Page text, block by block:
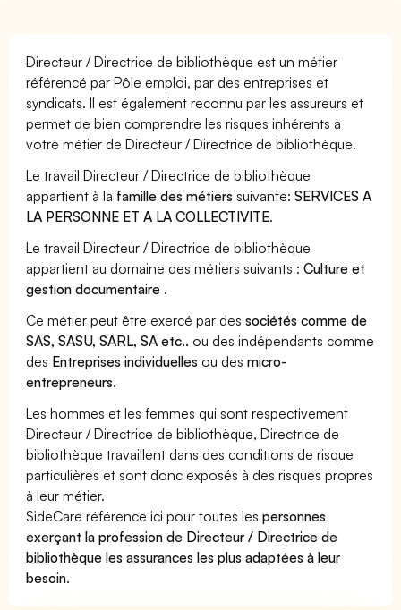
Directeur / Directrice de bibliothèque est un métier
référencé par Pôle emploi, par des entreprises et
syndicats. Il est également reconnu par les assureurs et
permet de bien comprendre les risques inhérents à
votre métier de Directeur / Directrice de bibliothèque.
Le travail Directeur / Directrice de bibliothèque
appartient à la famille des métiers suivante:SERVICES A
LA PERSONNE ET A LA COLLECTIVITE.
Le travail Directeur / Directrice de bibliothèque
appartient au domaine des métiers suivants :Culture et
gestion documentaire .
Ce métier peut être exercé par dessociétés comme de
SAS, SASU, SARL, SA etc.. ou des indépendants comme
des Entreprises individuelles ou desmicro-
entrepreneurs.
Les hommes et les femmes qui sont respectivement
Directeur / Directrice de bibliothèque, Directrice de
bibliothèque travaillent dans des conditions de risque
particulières et sont donc exposés à des risques propres
à leur métier.
SideCare référence ici pour toutes lespersonnes
exerçant la profession de Directeur / Directrice de
bibliothèque les assurances les plus adaptées à leur
besoin.